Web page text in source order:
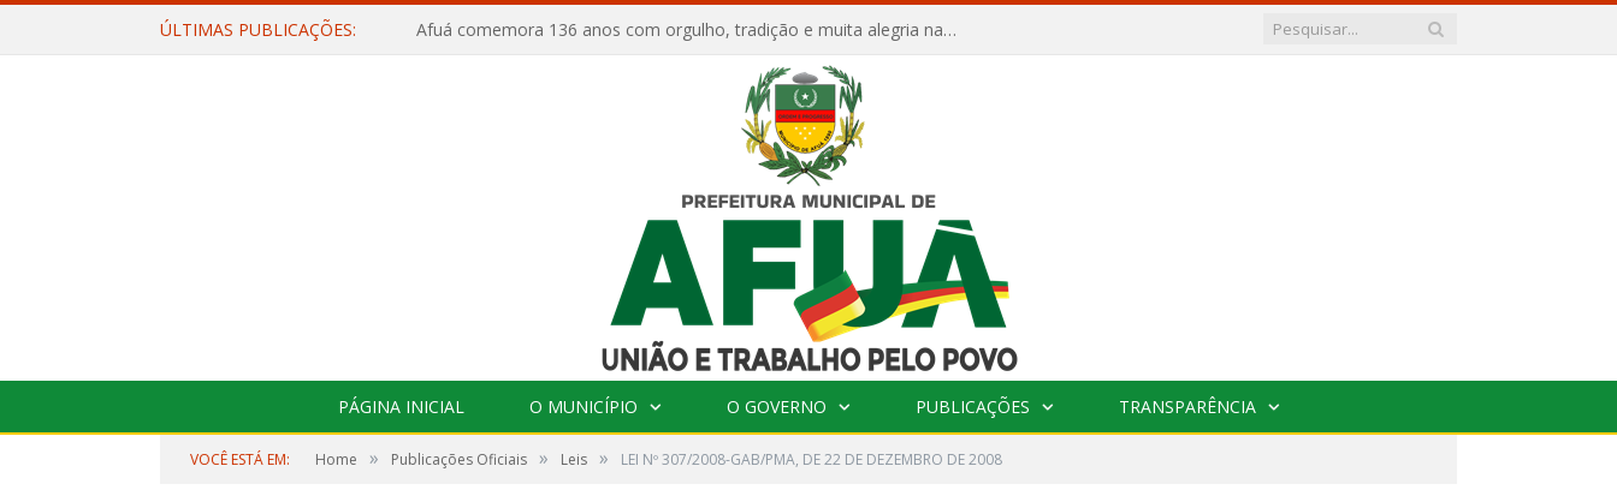
ÚLTIMAS PUBLICAÇÕES: Afuá comemora 136 anos com orgulho, tradição e muita alegria na Quadra Dr. Nelson Salomão
PÁGINA INICIAL O MUNICÍPIO O GOVERNO PUBLICAÇÕES TRANSPARÊNCIA
VOCÊ ESTÁ EM: Home » Publicações Oficiais » Leis » LEI Nº 307/2008-GAB/PMA, DE 22 DE DEZEMBRO DE 2008